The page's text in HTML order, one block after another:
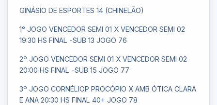
GINÁSIO DE ESPORTES 14 (CHINELÃO)
1° JOGO VENCEDOR SEMI 01 X VENCEDOR SEMI 02
19:30 HS FINAL -SUB 13 JOGO 76
2º JOGO VENCEDOR SEMI 01 X VENCEDOR SEMI 02
20:00 HS FINAL -SUB 15 JOGO 77
3º JOGO CORNÉLIOP PROCÓPIO X AMB ÓTICA CLARA
E ANA 20:30 HS FINAL 40+ JOGO 78